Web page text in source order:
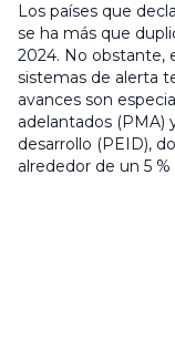
Los países que
se ha más que
2024. No obstante,
sistemas de alerta
avances son
adelantados (PMA)
desarrollo (PEID),
alrededor de un 5